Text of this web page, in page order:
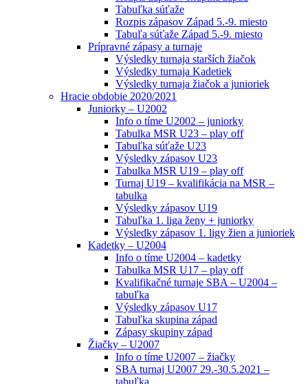
Tabuľka súťaže
Rozpis zápasov Západ 5.-9. miesto
Tabuľa súťaže Západ 5.-9. miesto
Prípravné zápasy a turnaje
Výsledky turnaja starších žiačok
Výsledky turnaja Kadetiek
Výsledky turnaja žiačok a junioriek
Hracie obdobie 2020/2021
Juniorky – U2002
Info o tíme U2002 – juniorky
Tabulka MSR U23 – play off
Tabuľka súťaže U23
Výsledky zápasov U23
Tabulka MSR U19 – play off
Turnaj U19 – kvalifikácia na MSR –
tabulka
Výsledky zápasov U19
Tabuľka 1. liga ženy + juniorky
Výsledky zápasov 1. ligy žien a junioriek
Kadetky – U2004
Info o tíme U2004 – kadetky
Tabulka MSR U17 – play off
Kvalifikačné turnaje SBA – U2004 –
tabuľka
Výsledky zápasov U17
Tabuľka skupina západ
Zápasy skupiny západ
Žiačky – U2007
Info o tíme U2007 – žiačky
SBA turnaj U2007 29.-30.5.2021 –
tabuľka